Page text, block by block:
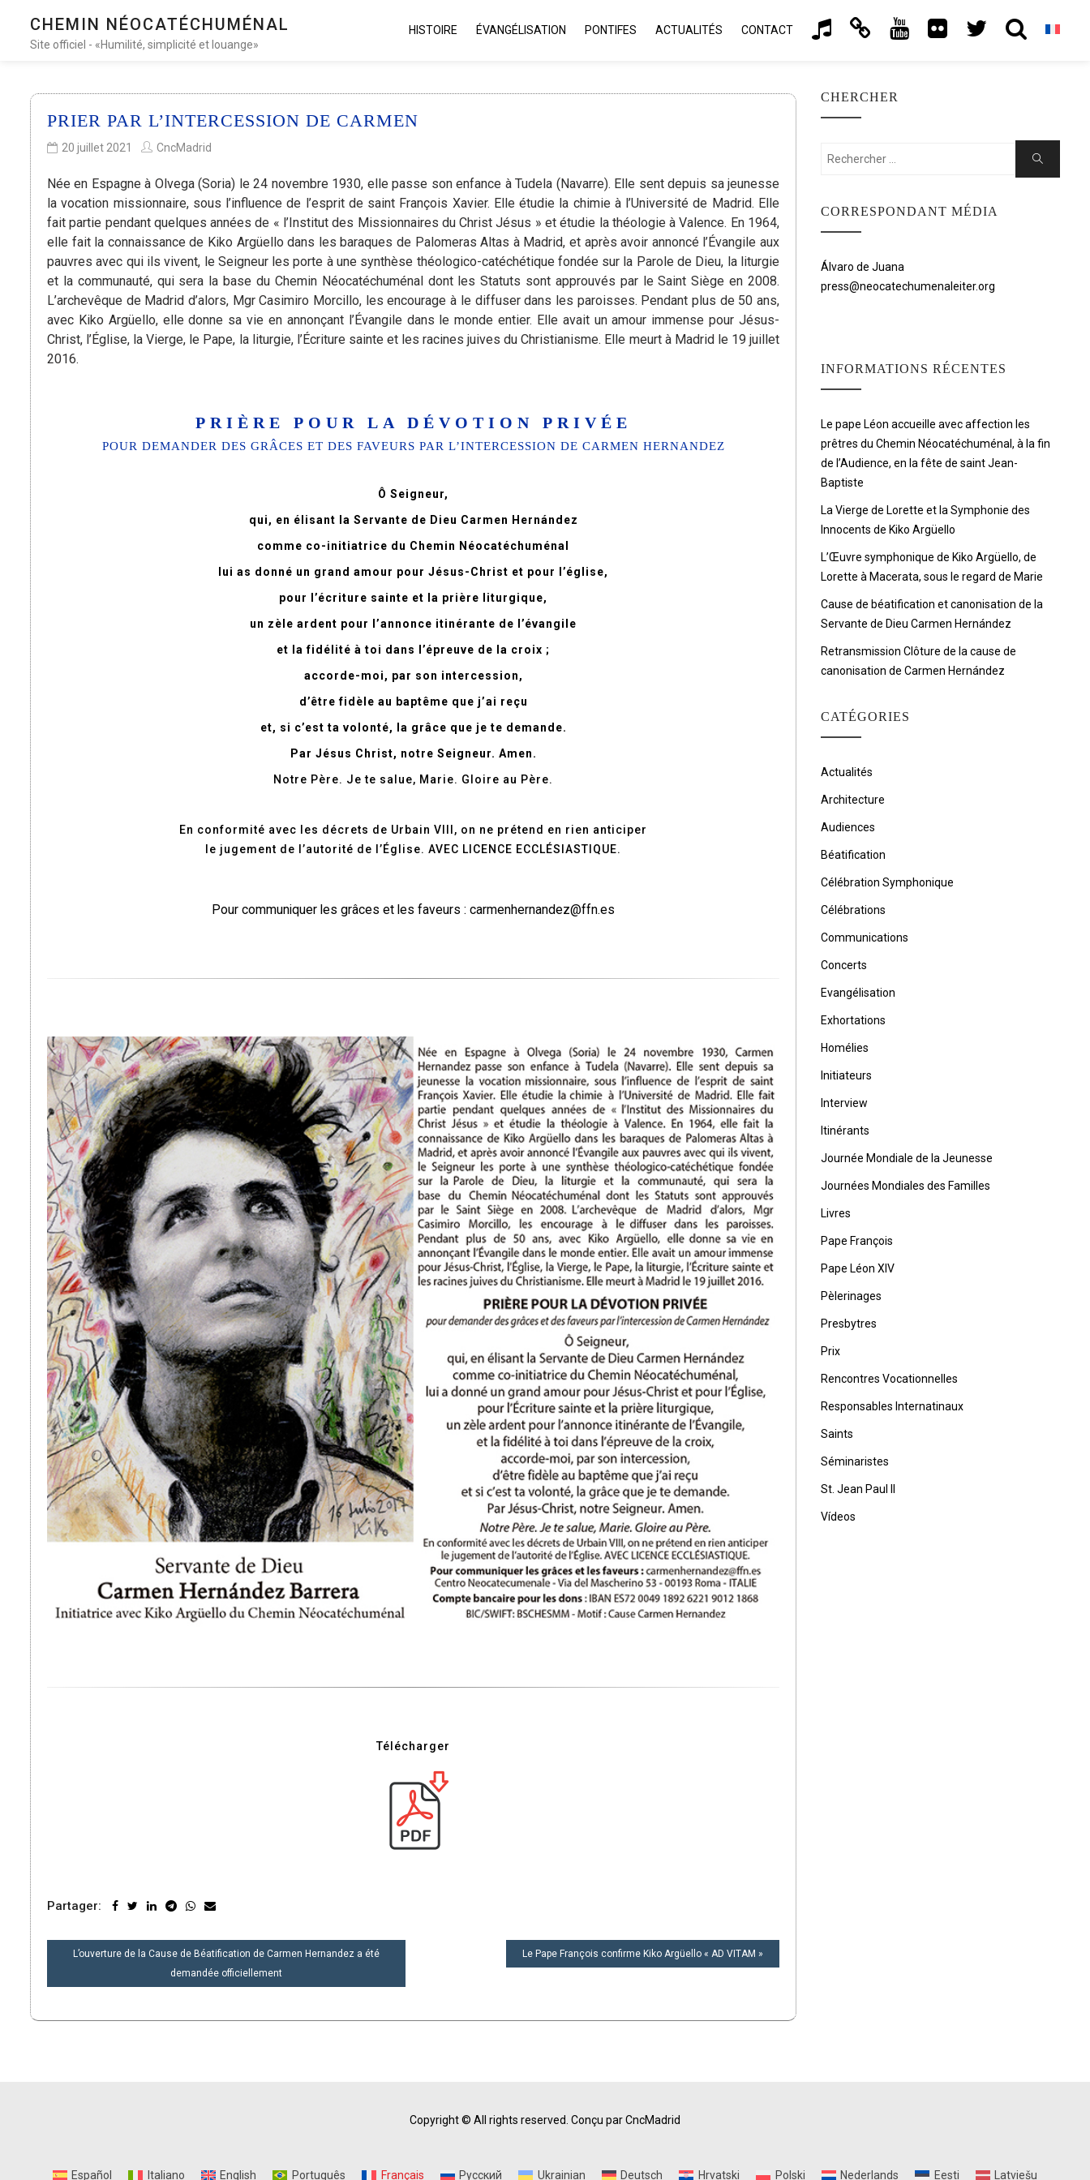
CHEMIN NÉOCATÉCHUMÉNAL
Site officiel - «Humilité, simplicité et louange»
HISTOIRE ÉVANGÉLISATION PONTIFES ACTUALITÉS CONTACT
PRIER PAR L’INTERCESSION DE CARMEN
20 juillet 2021 CncMadrid
Née en Espagne à Olvega (Soria) le 24 novembre 1930, elle passe son enfance à Tudela (Navarre). Elle sent depuis sa jeunesse
la vocation missionnaire, sous l’influence de l’esprit de saint François Xavier. Elle étudie la chimie à l’Université de Madrid. Elle
fait partie pendant quelques années de « l’Institut des Missionnaires du Christ Jésus » et étudie la théologie à Valence. En 1964,
elle fait la connaissance de Kiko Argüello dans les baraques de Palomeras Altas à Madrid, et après avoir annoncé l’Évangile aux
pauvres avec qui ils vivent, le Seigneur les porte à une synthèse théologico-catéchétique fondée sur la Parole de Dieu, la liturgie
et la communauté, qui sera la base du Chemin Néocatéchuménal dont les Statuts sont approuvés par le Saint Siège en 2008.
L’archevêque de Madrid d’alors, Mgr Casimiro Morcillo, les encourage à le diffuser dans les paroisses. Pendant plus de 50 ans,
avec Kiko Argüello, elle donne sa vie en annonçant l’Évangile dans le monde entier. Elle avait un amour immense pour Jésus-
Christ, l’Église, la Vierge, le Pape, la liturgie, l’Écriture sainte et les racines juives du Christianisme. Elle meurt à Madrid le 19 juillet
2016.
PRIÈRE POUR LA DÉVOTION PRIVÉE
POUR DEMANDER DES GRÂCES ET DES FAVEURS PAR L’INTERCESSION DE CARMEN HERNANDEZ
Ô Seigneur,
qui, en élisant la Servante de Dieu Carmen Hernández
comme co-initiatrice du Chemin Néocatéchuménal
lui as donné un grand amour pour Jésus-Christ et pour l’église,
pour l’écriture sainte et la prière liturgique,
un zèle ardent pour l’annonce itinérante de l’évangile
et la fidélité à toi dans l’épreuve de la croix ;
accorde-moi, par son intercession,
d’être fidèle au baptême que j’ai reçu
et, si c’est ta volonté, la grâce que je te demande.
Par Jésus Christ, notre Seigneur. Amen.
Notre Père. Je te salue, Marie. Gloire au Père.
En conformité avec les décrets de Urbain VIII, on ne prétend en rien anticiper
le jugement de l’autorité de l’Église. AVEC LICENCE ECCLÉSIASTIQUE.
Pour communiquer les grâces et les faveurs : carmenhernandez@ffn.es
Télécharger
Partager:
NAVIGATION
L’ARTICLE
L’ouverture de la Cause de Béatification de Carmen Hernandez a été
demandée officiellement
Le Pape François confirme Kiko Argüello « AD VITAM »
CHERCHER
Rechercher:
Chercher
CORRESPONDANT MÉDIA
Álvaro de Juana
press@neocatechumenaleiter.org
INFORMATIONS RÉCENTES
Le pape Léon accueille avec affection les
prêtres du Chemin Néocatéchuménal, à la fin
de l’Audience, en la fête de saint Jean-
Baptiste
La Vierge de Lorette et la Symphonie des
Innocents de Kiko Argüello
L’Œuvre symphonique de Kiko Argüello, de
Lorette à Macerata, sous le regard de Marie
Cause de béatification et canonisation de la
Servante de Dieu Carmen Hernández
Retransmission Clôture de la cause de
canonisation de Carmen Hernández
CATÉGORIES
Actualités
Architecture
Audiences
Béatification
Célébration Symphonique
Célébrations
Communications
Concerts
Evangélisation
Exhortations
Homélies
Initiateurs
Interview
Itinérants
Journée Mondiale de la Jeunesse
Journées Mondiales des Familles
Livres
Pape François
Pape Léon XIV
Pèlerinages
Presbytres
Prix
Rencontres Vocationnelles
Responsables Internatinaux
Saints
Séminaristes
St. Jean Paul II
Vídeos
Copyright © All rights reserved. Conçu par CncMadrid
Español Italiano English Português Français Русский Ukrainian Deutsch Hrvatski Polski Nederlands Eesti Latviešu